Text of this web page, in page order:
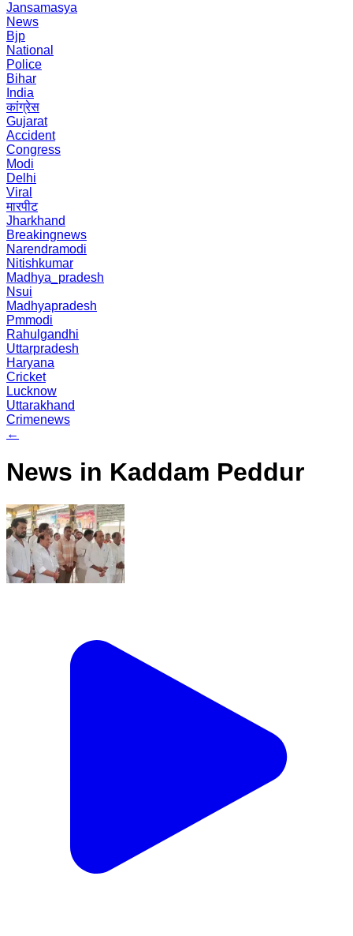
Jansamasya
News
Bjp
National
Police
Bihar
India
कांग्रेस
Gujarat
Accident
Congress
Modi
Delhi
Viral
मारपीट
Jharkhand
Breakingnews
Narendramodi
Nitishkumar
Madhya_pradesh
Nsui
Madhyapradesh
Pmmodi
Rahulgandhi
Uttarpradesh
Haryana
Cricket
Lucknow
Uttarakhand
Crimenews
←
News in Kaddam Peddur